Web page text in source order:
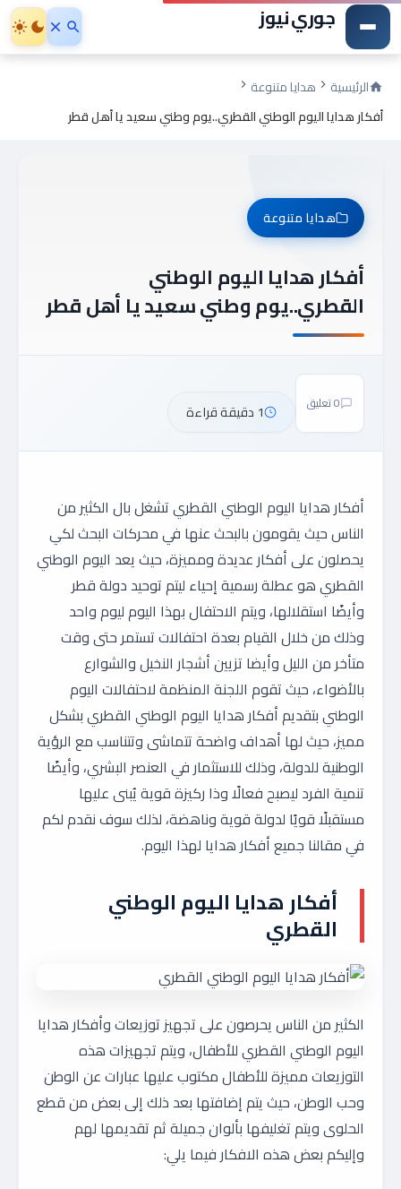
جوري نيوز
الرئيسية
هدايا متنوعة
أفكار هدايا اليوم الوطني القطري..يوم وطني سعيد يا أهل قطر
هدايا متنوعة
أفكار هدايا اليوم الوطني
القطري..يوم وطني سعيد يا أهل قطر
0 تعليق 1 دقيقة قراءة
أفكار هدايا اليوم الوطني القطريتشغل بال الكثير من
الناس حيث يقومون بالبحث عنها في محركات البحث لكي
يحصلون على أفكار عديدة ومميزة، حيث يعد اليوم الوطني
القطري هو عطلة رسمية إحياء ليتم توحيد دولة قطر
وأيضًا استقلالها، ويتم الاحتفال بهذا اليوم ليوم واحد
وذلك من خلال القيام بعدة احتفالات تستمر حتى وقت
متأخر من الليل وأيضا تزيين أشجار النخيل والشوارع
بالأضواء، حيث تقوم اللجنة المنظمة لاحتفالات اليوم
الوطني بتقديم أفكار هدايا اليوم الوطني القطري بشكل
مميز، حيث لها أهداف واضحة تتماشى وتتناسب مع الرؤية
الوطنية للدولة، وذلك للاستثمار في العنصر البشري، وأيضًا
تنمية الفرد ليصبح فعالًا وذا ركيزة قوية يُبنى عليها
مستقبلًا قويًا لدولة قوية وناهضة، لذلك سوف نقدم لكم
في مقالنا جميع أفكار هدايا لهذا اليوم.
أفكار هدايا اليوم الوطني
القطري
الكثير من الناس يحرصون على تجهيز توزيعات وأفكار هدايا
اليوم الوطني القطري للأطفال، ويتم تجهيزات هذه
التوزيعات مميزة للأطفال مكتوب عليها عبارات عن الوطن
وحب الوطن، حيث يتم إضافتها بعد ذلك إلى بعض من قطع
الحلوى ويتم تغليفها بألوان جميلة ثم تقديمها لهم
وإليكم بعض هذه الافكار فيما يلي: